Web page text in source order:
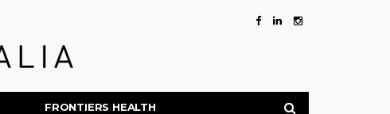
FRONTIERS HEALTH